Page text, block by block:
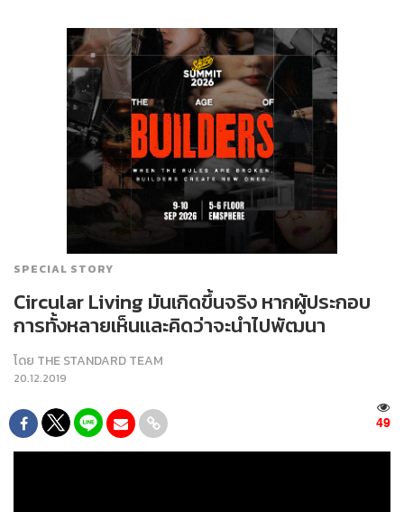
SPECIAL STORY
Circular Living มันเกิดขึ้นจริง หากผู้ประกอบ
การทั้งหลายเห็นและคิดว่าจะนำไปพัฒนา
โดย THE STANDARD TEAM
20.12.2019
49